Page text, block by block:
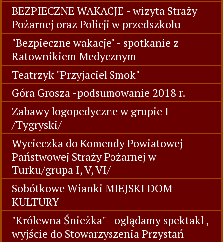
BEZPIECZNE WAKACJE - wizyta Straży
Pożarnej oraz Policji w przedszkolu
"Bezpieczne wakacje" - spotkanie z
Ratownikiem Medycznym
Teatrzyk "Przyjaciel Smok"
Góra Grosza -podsumowanie 2018 r.
Zabawy logopedyczne w grupie I
/Tygryski/
Wycieczka do Komendy Powiatowej
Państwowej Straży Pożarnej w
Turku/grupa I, V, VI/
Sobótkowe Wianki MIEJSKI DOM
KULTURY
"Królewna Śnieżka" - oglądamy spektakl ,
wyjście do Stowarzyszenia Przystań